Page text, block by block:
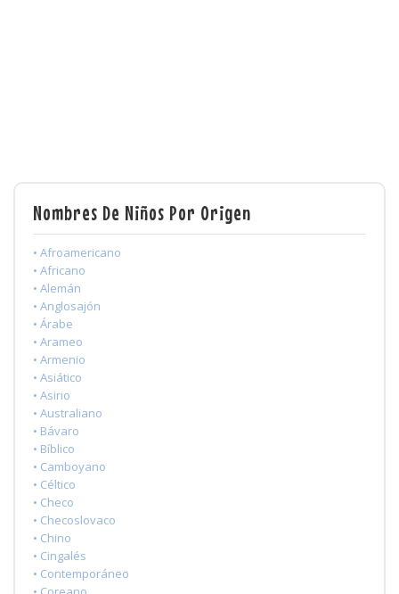
Nombres De Niños Por Origen
• Afroamericano
• Africano
• Alemán
• Anglosajón
• Árabe
• Arameo
• Armenio
• Asiático
• Asirio
• Australiano
• Bávaro
• Bíblico
• Camboyano
• Céltico
• Checo
• Checoslovaco
• Chino
• Cingalés
• Contemporáneo